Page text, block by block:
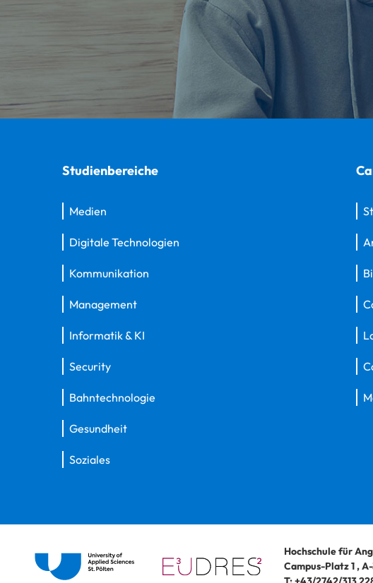
Studienbereiche
Medien
Digitale Technologien
Kommunikation
Management
Informatik & KI
Security
Bahntechnologie
Gesundheit
Soziales
Hochschule für
Campus-Platz 1,